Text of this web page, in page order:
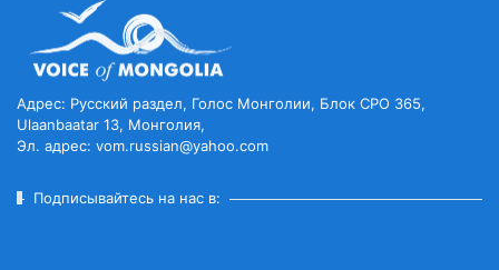
ЕГО ЮБИЛЕ...
ЧИСЛЕННОСТЬ ПОГОЛОВЬЯ
МИЛЛИОНОВ...
Адрес: Русский раздел, Голос Монголии, Блок CPO 365,
Ulaanbaatar 13, Монголия,
Эл. адрес: vom.russian@yahoo.com
Подписывайтесь на нас в: